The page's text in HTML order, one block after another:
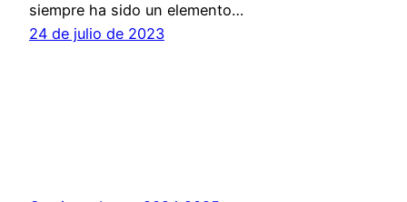
siempre ha sido un elemento…
24 de julio de 2023